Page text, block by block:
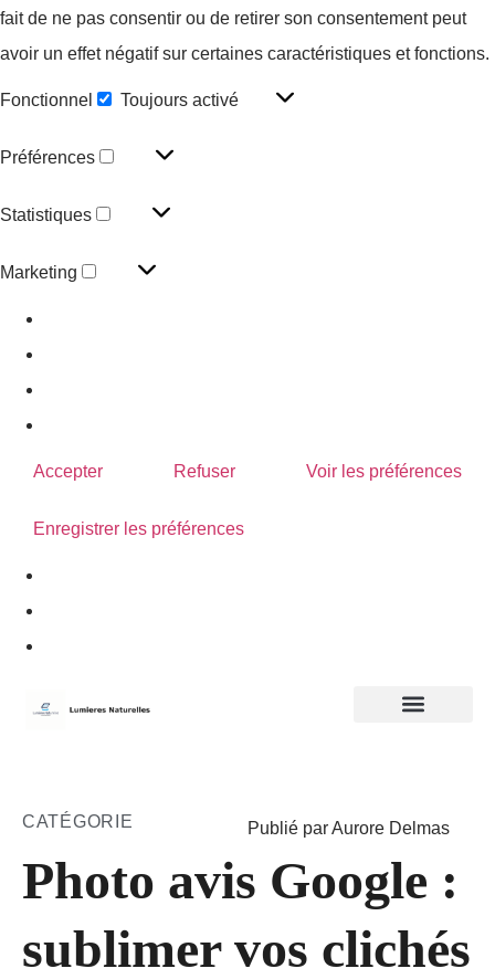
fait de ne pas consentir ou de retirer son consentement peut
avoir un effet négatif sur certaines caractéristiques et fonctions.
Fonctionnel Toujours activé
Préférences
Statistiques
Marketing
Accepter Refuser Voir les préférences
Enregistrer les préférences
CATÉGORIE Publié par Aurore Delmas
Photo avis Google :
sublimer vos clichés